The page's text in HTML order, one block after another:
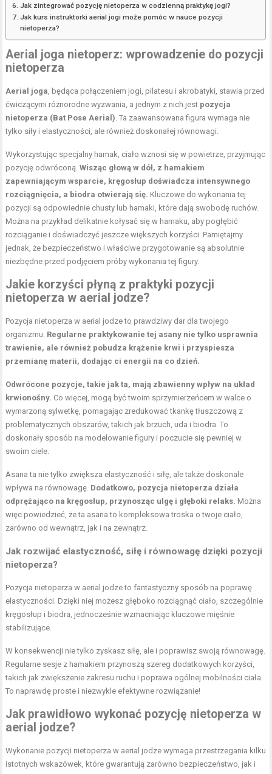
Jak zintegrować pozycję nietoperza w codzienną praktykę jogi?
Jak kurs instruktorki aerial jogi może pomóc w nauce pozycji
nietoperza?
Aerial joga nietoperz: wprowadzenie do pozycji
nietoperza
Aerial joga , będąca połączeniem jogi, pilatesu i akrobatyki, stawia przed
ćwiczącymi różnorodne wyzwania, a jednym z nich jest pozycja
nietoperza (Bat Pose Aerial) . Ta zaawansowana figura wymaga nie
tylko siły i elastyczności, ale również doskonałej równowagi.
Wykorzystując specjalny hamak, ciało wznosi się w powietrze, przyjmując
pozycję odwróconą.Wisząc głową w dół, z hamakiem
zapewniającym wsparcie, kręgosłup doświadcza intensywnego
rozciągnięcia, a biodra otwierają się. Kluczowe do wykonania tej
pozycji są odpowiednie chusty lub hamaki, które dają swobodę ruchów.
Można na przykład delikatnie kołysać się w hamaku, aby pogłębić
rozciąganie i doświadczyć jeszcze większych korzyści. Pamiętajmy
jednak, że bezpieczeństwo i właściwe przygotowanie są absolutnie
niezbędne przed podjęciem próby wykonania tej figury.
Jakie korzyści płyną z praktyki pozycji
nietoperza w aerial jodze?
Pozycja nietoperza w aerial jodze to prawdziwy dar dla twojego
organizmu. Regularne praktykowanie tej asany nie tylko usprawnia
trawienie, ale również pobudza krążenie krwi i przyspiesza
przemianę materii, dodając ci energii na co dzień.
Odwrócone pozycje, takie jak ta, mają zbawienny wpływ na układ
krwionośny. Co więcej, mogą być twoim sprzymierzeńcem w walce o
wymarzoną sylwetkę, pomagając zredukować tkankę tłuszczową z
problematycznych obszarów, takich jak brzuch, uda i biodra. To
doskonały sposób na modelowanie figury i poczucie się pewniej w
swoim ciele.
Asana ta nie tylko zwiększa elastyczność i siłę, ale także doskonale
wpływa na równowagę. Dodatkowo, pozycja nietoperza działa
odprężająco na kręgosłup, przynosząc ulgę i głęboki relaks. Można
więc powiedzieć, że ta asana to kompleksowa troska o twoje ciało,
zarówno od wewnątrz, jak i na zewnątrz.
Jak rozwijać elastyczność, siłę i równowagę dzięki pozycji
nietoperza?
Pozycja nietoperza w aerial jodze to fantastyczny sposób na poprawę
elastyczności. Dzięki niej możesz głęboko rozciągnąć ciało, szczególnie
kręgosłup i biodra, jednocześnie wzmacniając kluczowe mięśnie
stabilizujące.
W konsekwencji nie tylko zyskasz siłę, ale i poprawisz swoją równowagę.
Regularne sesje z hamakiem przynoszą szereg dodatkowych korzyści,
takich jak zwiększenie zakresu ruchu i poprawa ogólnej mobilności ciała.
To naprawdę proste i niezwykle efektywne rozwiązanie!
Jak prawidłowo wykonać pozycję nietoperza w
aerial jodze?
Wykonanie pozycji nietoperza w aerial jodze wymaga przestrzegania kilku
istotnych wskazówek, które gwarantują zarówno bezpieczeństwo, jak i